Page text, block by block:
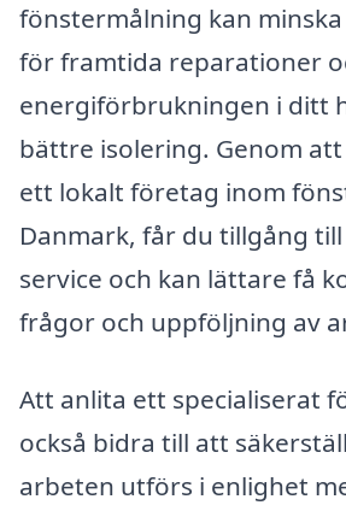
fönstermålning kan
för framtida reparationer
energiförbrukningen i ditt
bättre isolering. Genom
ett lokalt företag inom
Danmark, får du tillgång
service och kan lättare få
frågor och uppföljning av
Att anlita ett specialiserat
också bidra till att
arbeten utförs i enlighet